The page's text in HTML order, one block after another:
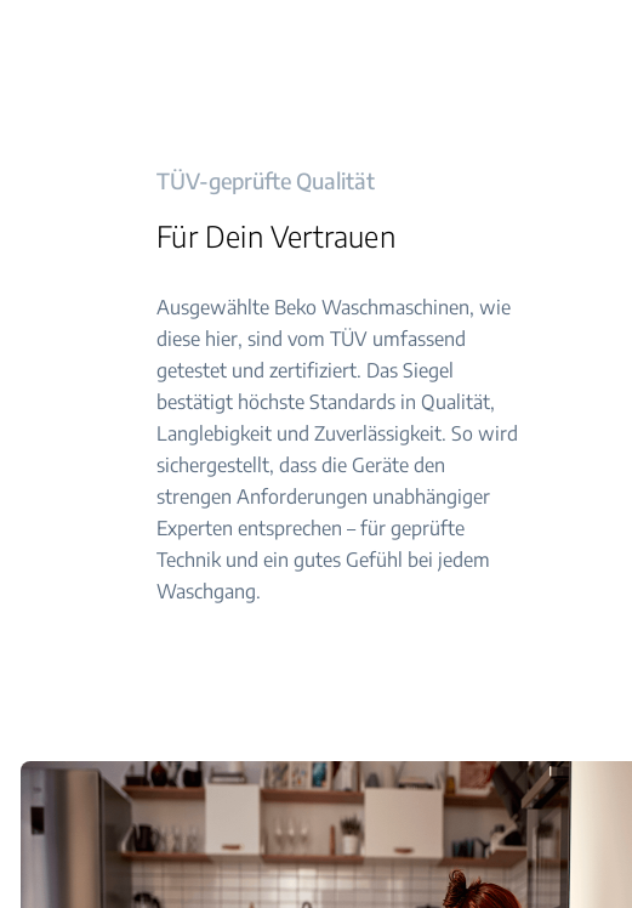
TÜV-geprüfte Qualität
Für Dein Vertrauen
Ausgewählte Beko Waschmaschinen, wie
diese hier, sind vom TÜV umfassend
getestet und zertifiziert. Das Siegel
bestätigt höchste Standards in Qualität,
Langlebigkeit und Zuverlässigkeit. So wird
sichergestellt, dass die Geräte den
strengen Anforderungen unabhängiger
Experten entsprechen – für geprüfte
Technik und ein gutes Gefühl bei jedem
Waschgang.